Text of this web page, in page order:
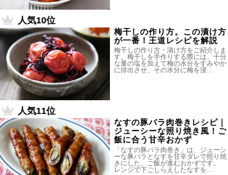
人気10位
梅干しの作り方。この漬け方
が一番！王道レシピを解説
梅干しの作り方・漬け方をご紹介しま
す。梅干しを手作りする際には、十分
な量の塩を加えて梅の水分をすみやか
に排出させ、その水分に梅を浸…
人気11位
なすの豚バラ肉巻きレシピ｜
ジューシーな照り焼き風！ご
飯に合う甘辛おかず
「なすの豚バラ肉巻き」は、ジューシ
ーな豚バラとなすを甘辛ダレで照り焼
きにした、ご飯が進むおかずです。
レンジで下ごしらえしたなすを…